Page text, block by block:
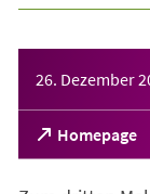
26. Dezember
Homepage
(Öffnet
in